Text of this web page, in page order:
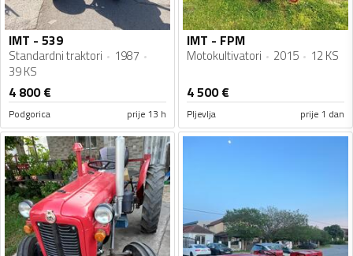
IMT - 539
Standardni traktori
1987
39 KS
4 800€
Podgorica prije 13 h
IMT - FPM
Motokultivatori 2015 12 KS
4 500€
Pljevlja prije 1 dan